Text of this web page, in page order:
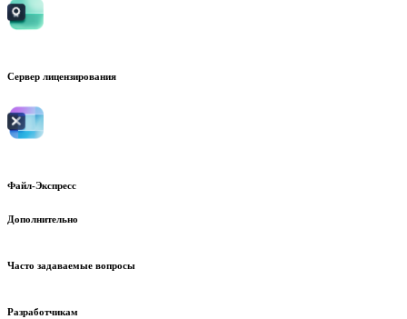
Сервер лицензирования
Файл-Экспресс
Дополнительно
Часто задаваемые вопросы
Разработчикам